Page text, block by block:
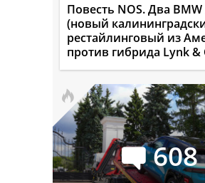
Повесть NOS. Два BMW
(новый
рестайлинговый из
против гибрида Lynk &
608